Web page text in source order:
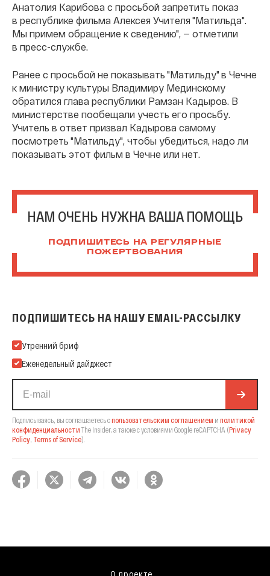
Анатолия Карибова с просьбой запретить показ
в республике фильма Алексея Учителя "Матильда".
Мы примем обращение к сведению", — отметили
в пресс-службе.
Ранее с просьбой не показывать "Матильду" в Чечне
к министру культуры Владимиру Мединскому
обратился глава республики Рамзан Кадыров. В
министерстве пообещали учесть его просьбу.
Учитель в ответ призвал Кадырова самому
посмотреть "Матильду", чтобы убедиться, надо ли
показывать этот фильм в Чечне или нет.
НАМ ОЧЕНЬ НУЖНА ВАША ПОМОЩЬ
ПОДПИШИТЕСЬ НА РЕГУЛЯРНЫЕ
ПОЖЕРТВОВАНИЯ
ПОДПИШИТЕСЬ НА НАШУ EMAIL-РАССЫЛКУ
Подпишитесь на нашу Email-рассылку
Утренний бриф
Еженедельный дайджест
Подписываясь, вы соглашаетесь спользовательским соглашением и политикой
конфиденциальности The Insider, а также с условиями Google reCAPTCHA (Privacy
Policy Terms of Service).
О проекте